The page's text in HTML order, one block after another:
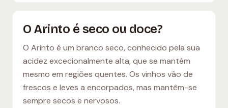
O Arinto é seco ou doce?
O Arinto é um branco seco, conhecido pela sua
acidez excecionalmente alta, que se mantém
mesmo em regiões quentes. Os vinhos vão de
frescos e leves a encorpados, mas mantêm-se
sempre secos e nervosos.